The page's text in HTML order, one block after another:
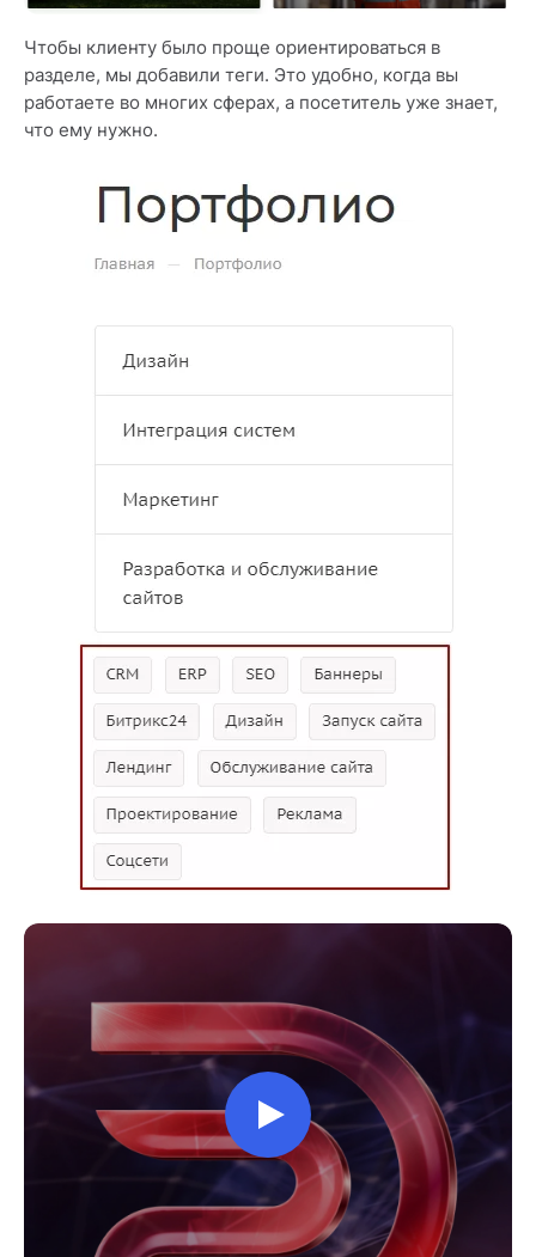
Чтобы клиенту было проще ориентироваться в
разделе, мы добавили теги. Это удобно, когда вы
работаете во многих сферах, а посетитель уже знает,
что ему нужно.